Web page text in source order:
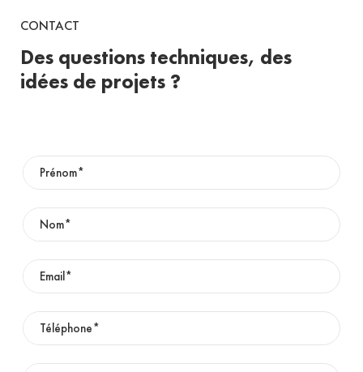
CONTACT
Des questions techniques, des
idées de projets ?